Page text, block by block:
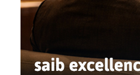
استقرار أسعار الدرهم الإماراتي في مصر